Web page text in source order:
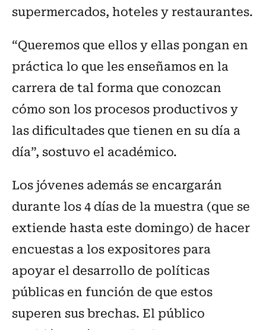
supermercados, hoteles y restaurantes.
“Queremos que ellos y ellas pongan en
práctica lo que les enseñamos en la
carrera de tal forma que conozcan
cómo son los procesos productivos y
las dificultades que tienen en su día a
día”, sostuvo el académico.
Los jóvenes además se encargarán
durante los 4 días de la muestra (que se
extiende hasta este domingo) de hacer
encuestas a los expositores para
apoyar el desarrollo de políticas
públicas en función de que estos
superen sus brechas. El público